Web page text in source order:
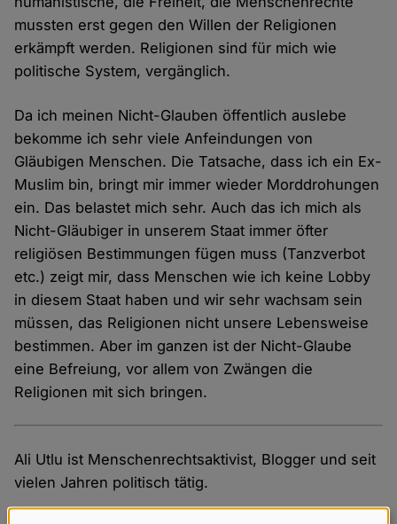
mussten erst gegen den Willen der Religionen
erkämpft werden. Religionen sind für mich wie
politische System, vergänglich.
Da ich meinen Nicht-Glauben öffentlich auslebe
bekomme ich sehr viele Anfeindungen von
Gläubigen Menschen. Die Tatsache, dass ich ein Ex-
Muslim bin, bringt mir immer wieder Morddrohungen
ein. Das belastet mich sehr. Auch das ich mich als
Nicht-Gläubiger in unserem Staat immer öfter
religiösen Bestimmungen fügen muss (Tanzverbot
etc.) zeigt mir, dass Menschen wie ich keine Lobby
in diesem Staat haben und wir sehr wachsam sein
müssen, das Religionen nicht unsere Lebensweise
bestimmen. Aber im ganzen ist der Nicht-Glaube
eine Befreiung, vor allem von Zwängen die
Religionen mit sich bringen.
Ali Utlu ist Menschenrechtsaktivist, Blogger und seit
vielen Jahren politisch tätig.